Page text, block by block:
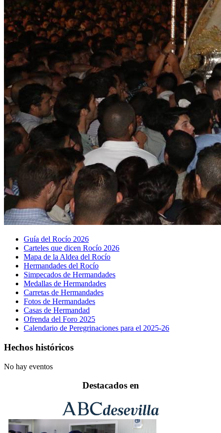
Guía del Rocío 2026
Carteles que dicen Rocío 2026
Mapa de la Aldea del Rocío
Hermandades del Rocío
Simpecados de Hermandades
Medallas de Hermandades
Carretas de Hermandades
Fotos de Hermandades
Casas de Hermandad
Ofrenda del Foro 2025
Calendario de Peregrinaciones para el 2025-26
Hechos históricos
No hay eventos
Destacados en